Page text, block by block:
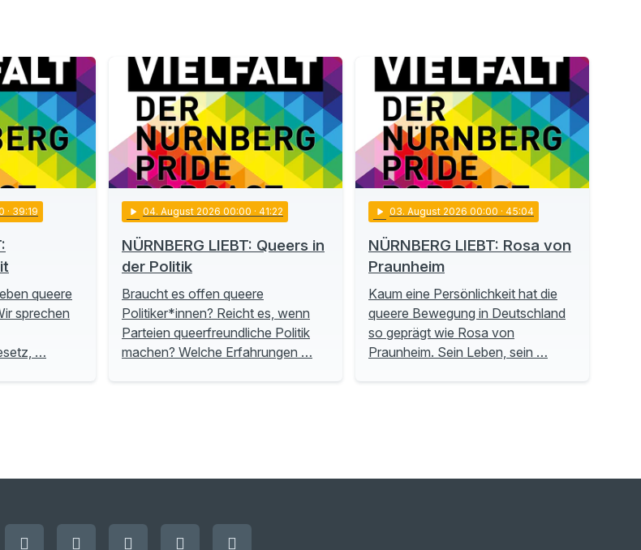
· 39:19
queere
sprechen
…
play_arrow 04. August 2026 00:00 · 41:22
NÜRNBERG LIEBT: Queers in
der Politik
Braucht es offen queere
Politiker*innen? Reicht es, wenn
Parteien queerfreundliche Politik
machen? Welche Erfahrungen …
play_arrow 03. August 2026 00:00 · 45:04
NÜRNBERG LIEBT: Rosa von
Praunheim
Kaum eine Persönlichkeit hat die
queere Bewegung in Deutschland
so geprägt wie Rosa von
Praunheim. Sein Leben, sein …